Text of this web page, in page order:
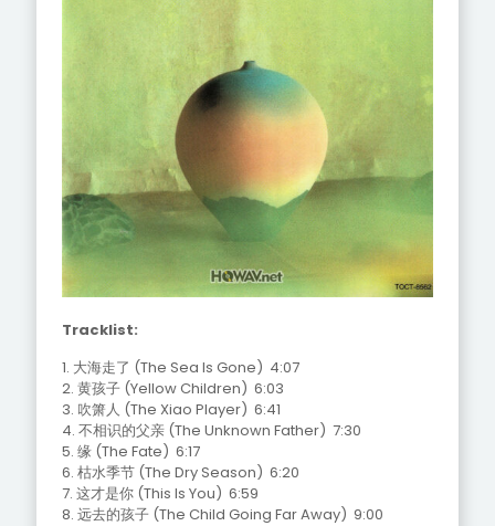
Tracklist:
1. 大海走了 (The Sea Is Gone) 4:07
2. 黄孩子 (Yellow Children) 6:03
3. 吹箫人 (The Xiao Player) 6:41
4. 不相识的父亲 (The Unknown Father) 7:30
5. 缘 (The Fate) 6:17
6. 枯水季节 (The Dry Season) 6:20
7. 这才是你 (This Is You) 6:59
8. 远去的孩子 (The Child Going Far Away) 9:00